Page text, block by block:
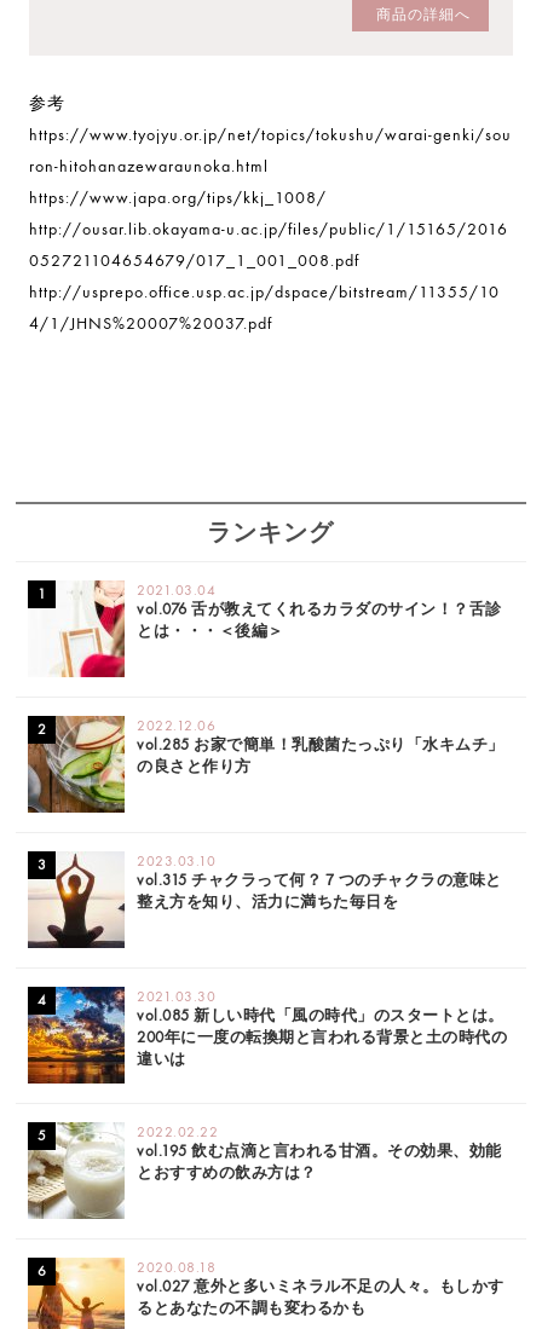
商品の詳細へ
参考
https://www.tyojyu.or.jp/net/topics/tokushu/warai-genki/sou
ron-hitohanazewaraunoka.html
https://www.japa.org/tips/kkj_1008/
http://ousar.lib.okayama-u.ac.jp/files/public/1/15165/2016
052721104654679/017_1_001_008.pdf
http://usprepo.office.usp.ac.jp/dspace/bitstream/11355/10
4/1/JHNS%20007%20037.pdf
ランキング
2021.03.04
vol.076 舌が教えてくれるカラダのサイン！？舌診
とは・・・＜後編＞
2022.12.06
vol.285 お家で簡単！乳酸菌たっぷり「水キムチ」
の良さと作り方
2023.03.10
vol.315 チャクラって何？７つのチャクラの意味と
整え方を知り、活力に満ちた毎日を
2021.03.30
vol.085 新しい時代「風の時代」のスタートとは。
200年に一度の転換期と言われる背景と土の時代の
違いは
2022.02.22
vol.195 飲む点滴と言われる甘酒。その効果、効能
とおすすめの飲み方は？
2020.08.18
vol.027 意外と多いミネラル不足の人々。もしかす
るとあなたの不調も変わるかも